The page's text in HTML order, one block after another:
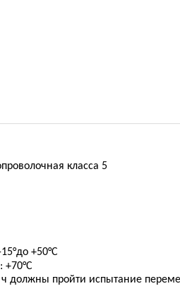
класса 5
15°до +50°С
+70°С
ч должны пройти испытание